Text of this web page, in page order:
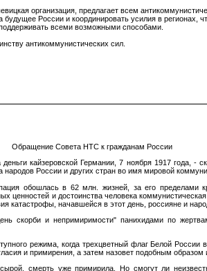
организация, предлагает всем
России и координировать усилия в регионах,
всеми возможными способами.
антикоммунистических сил.
Обращение Совета НТС к гражданам России
кайзеровской Германии, 7 ноября 1917 года, -
России и других стран во имя мировой
обошлась в 62 млн. жизней, за его пределами
ценностей и достоинства человека
катастрофы, начавшейся в этот день, россияне и
скорби и непримиримости" панихидами по
режима, когда трехцветный флаг Белой
и примирения, а затем назовет подобным образом
смерть уже примирила. Но смогут ли